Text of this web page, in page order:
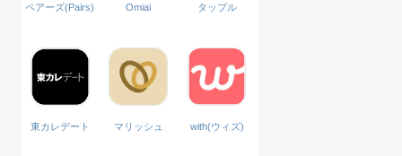
ペアーズ(Pairs) Omiai タップル
東カレデート マリッシュ with(ウィズ)